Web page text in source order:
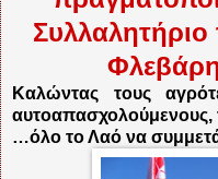
Συλλαλητήριο
Καλώντας τους
αυτοαπασχολούμενους,
…όλο το Λαό να